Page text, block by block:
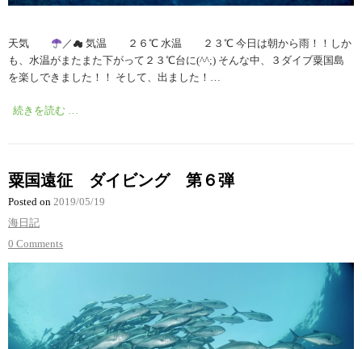
天気
／☁︎ 気温 ２６℃ 水温 ２３℃ 今日は朝から雨！！しか
も、水温がまたまた下がって２３℃台に(^^;) そんな中、３ダイブ粟国島
を楽しできました！！ そして、出ました！…
続きを読む …
粟国遠征 ダイビング 第６弾
Posted on 2019/05/19
海日記
0 Comments